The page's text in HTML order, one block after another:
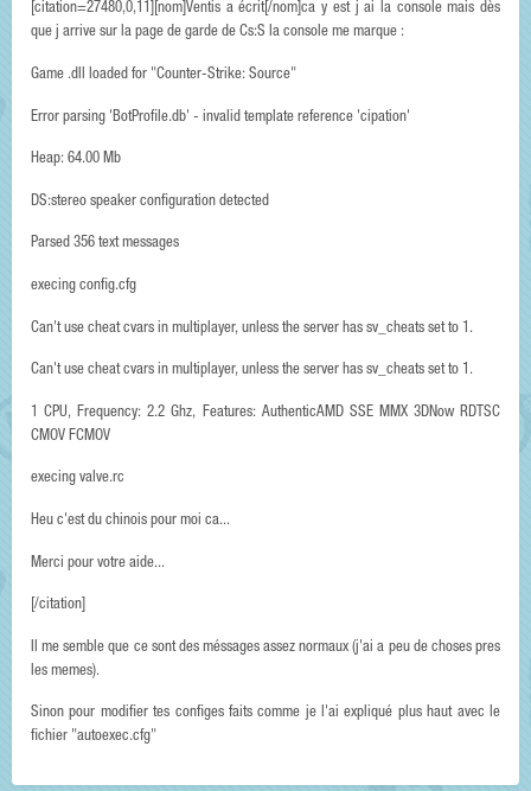
[citation=27480,0,11][nom]Ventis a écrit[/nom]ca y est j ai la console mais dès
que j arrive sur la page de garde de Cs:S la console me marque :
Game .dll loaded for "Counter-Strike: Source"
Error parsing 'BotProfile.db' - invalid template reference 'cipation'
Heap: 64.00 Mb
DS:stereo speaker configuration detected
Parsed 356 text messages
execing config.cfg
Can't use cheat cvars in multiplayer, unless the server has sv_cheats set to 1.
Can't use cheat cvars in multiplayer, unless the server has sv_cheats set to 1.
1 CPU, Frequency: 2.2 Ghz, Features: AuthenticAMD SSE MMX 3DNow RDTSC
CMOV FCMOV
execing valve.rc
Heu c'est du chinois pour moi ca...
Merci pour votre aide...
[/citation]
Il me semble que ce sont des méssages assez normaux (j'ai a peu de choses pres
les memes).
Sinon pour modifier tes configes faits comme je l'ai expliqué plus haut avec le
fichier "autoexec.cfg"